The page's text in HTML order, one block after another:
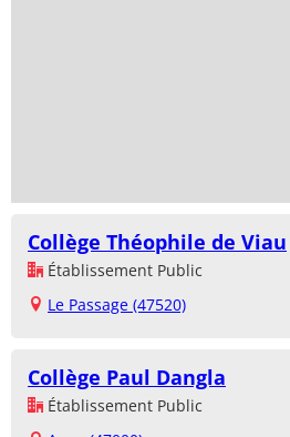
Collège Théophile de Viau
Établissement Public
Le Passage (47520)
Collège Paul Dangla
Établissement Public